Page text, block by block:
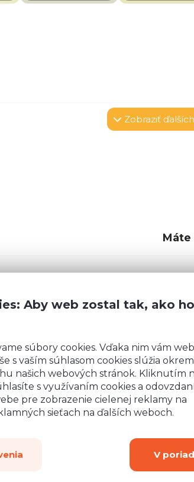
Zobraziť
Hĺbka:
Návod na montáž
Aby web zostal tak, ako ho
súbory cookies. Vďaka nim vám web
s vaším súhlasom cookies slúžia
našich webových stránok. Kliknutím
s využívaním cookies a
pre zobrazenie cielenej reklamy na
sieťach na ďalších weboch.
V